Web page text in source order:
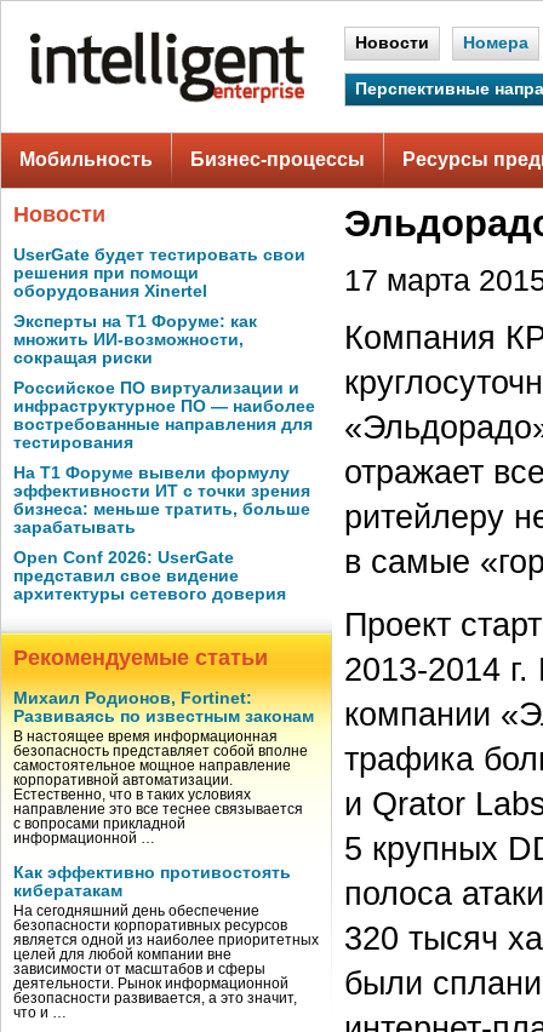
Новости Номера
Перспективные
Мобильность Бизнес-процессы Ресурсы
Новости
UserGate будет тестировать свои
решения при помощи
оборудования Xinertel
Эксперты на Т1 Форуме: как
множить ИИ-возможности,
сокращая риски
Российское ПО виртуализации и
инфраструктурное ПО — наиболее
востребованные направления для
тестирования
На Т1 Форуме вывели формулу
эффективности ИТ с точки зрения
бизнеса: меньше тратить, больше
зарабатывать
Open Conf 2026: UserGate
представил свое видение
архитектуры сетевого доверия
Рекомендуемые статьи
Михаил Родионов, Fortinet:
Развиваясь по известным законам
В настоящее время информационная
безопасность представляет собой вполне
самостоятельное мощное направление
корпоративной автоматизации.
Естественно, что в таких условиях
направление это все теснее связывается
с вопросами прикладной
информационной …
Как эффективно противостоять
кибератакам
На сегодняшний день обеспечение
безопасности корпоративных ресурсов
является одной из наиболее приоритетных
целей для любой компании вне
зависимости от масштабов и сферы
деятельности. Рынок информационной
безопасности развивается, а это значит,
что и …
17 марта
Компания
отражает
ритейлеру
в самые
Проект
2013-2014
компании
трафика
и Qrator
5 крупных
полоса
320 тысяч
были